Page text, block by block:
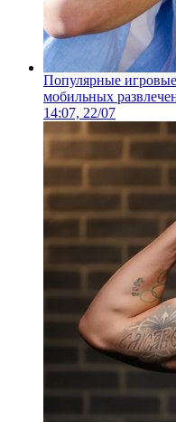
Популярные
мобильных
14:07, 22/07